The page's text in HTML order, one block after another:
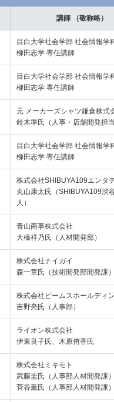
講師 （敬称略）
目白大学社会学部 社会情報学
柳田志学 専任講師
目白大学社会学部 社会情報学
柳田志学 専任講師
元 メーカーズシャツ鎌倉株式
鈴木準氏（人事・店舗開発担当
目白大学社会学部 社会情報学
柳田志学 専任講師
株式会社SHIBUYA109エンタ
丸山康太氏（SHIBUYA109渋
人）
青山商事株式会社
大橋祥乃氏（人材開発部）
株式会社ナイガイ
森一章氏（技術開発部開発課）
株式会社ビームスホールディ
吉野亮氏（人事部）
ライオン株式会社
伊東良子氏、木原侑香氏
株式会社ミキモト
武藤圭氏（人事部人材開発課）
菅谷薫氏（人事部人材開発課）